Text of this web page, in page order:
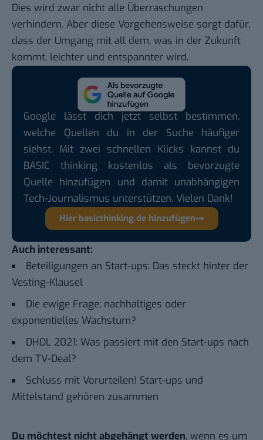
Dies wird zwar nicht alle Überraschungen
verhindern. Aber diese Vorgehensweise sorgt dafür,
dass der Umgang mit all dem, was in der Zukunft
kommt, leichter und entspannter wird.
Google lässt dich jetzt selbst bestimmen,
welche Quellen du in der Suche häufiger
siehst. Mit zwei schnellen Klicks kannst du
BASIC thinking kostenlos als bevorzugte
Quelle hinzufügen und damit unabhängigen
Tech-Journalismus unterstützen. Vielen Dank!
Hier basicthinking.de hinzufügen
Auch interessant:
Beteiligungen an Start-ups: Das steckt hinter der
Vesting-Klausel
Die ewige Frage: nachhaltiges oder
exponentielles Wachstum?
DHDL 2021: Was passiert mit den Start-ups nach
dem TV-Deal?
Schluss mit Vorurteilen! Start-ups und
Mittelstand gehören zusammen
Du möchtest nicht abgehängt werden, wenn es um